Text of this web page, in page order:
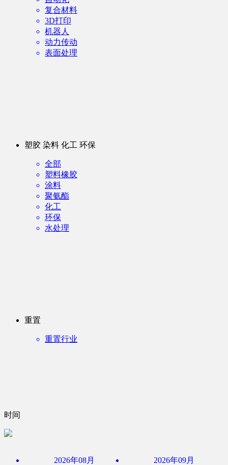
复合材料
3D打印
机器人
动力传动
表面处理
塑胶 染料 化工 环保
全部
塑料橡胶
涂料
聚氨酯
化工
环保
水处理
重置
重置行业
时间
2026年08月 2026年09月